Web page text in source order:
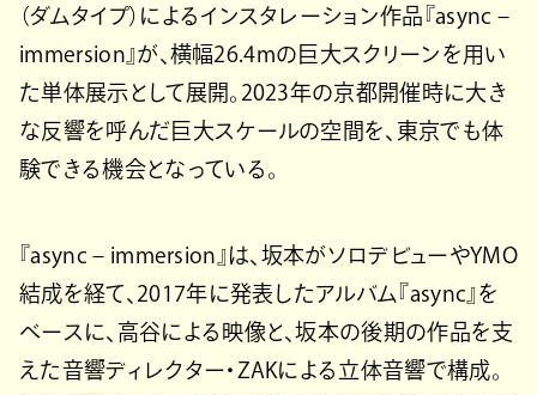
（ダムタイプ）によるインスタレーション作品『async –
immersion』が、横幅26.4mの巨大スクリーンを用い
た単体展示として展開。2023年の京都開催時に大き
な反響を呼んだ巨大スケールの空間を、東京でも体
験できる機会となっている。
『async – immersion』は、坂本がソロデビューやYMO
結成を経て、2017年に発表したアルバム『async』を
ベースに、高谷による映像と、坂本の後期の作品を支
えた音響ディレクター・ZAKによる立体音響で構成。